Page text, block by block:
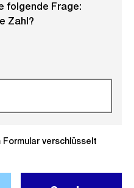
folgende Frage:
Zahl?
Formular verschlüsselt